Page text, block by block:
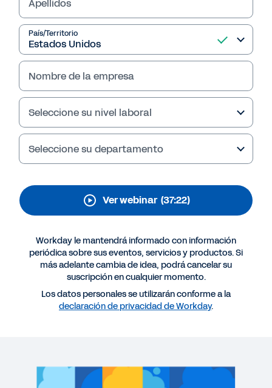
en tiempos de
incertidumbre
económica" con
Workday Adaptive
Planning
Más recursos
incertidumbre económica" con Workday Adaptive
Planning
Apellidos
País/Territorio
Nombre de la empresa
Seleccione su nivel laboral
Seleccione su departamento
Ver webinar (37:22)
Workday le mantendrá informado con información
periódica sobre sus eventos, servicios y productos. Si
más adelante cambia de idea, podrá cancelar su
suscripción en cualquier momento.
Los datos personales se utilizarán conforme a la
declaración de privacidad de Workday.